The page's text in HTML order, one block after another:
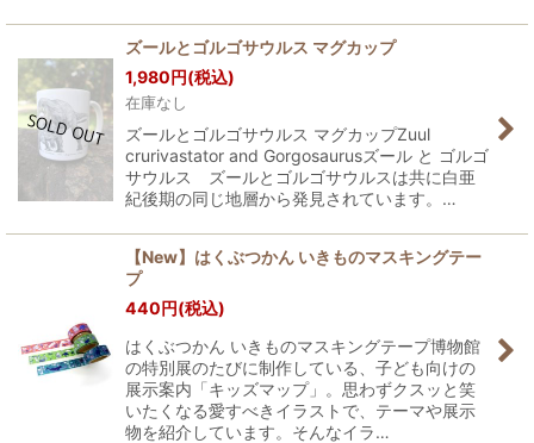
ズールとゴルゴサウルス マグカップ
1,980円(税込)
在庫なし
ズールとゴルゴサウルス マグカップZuul
crurivastator and Gorgosaurusズール と ゴルゴ
サウルス ズールとゴルゴサウルスは共に白亜
紀後期の同じ地層から発見されています。…
【New】はくぶつかん いきものマスキングテー
プ
440円(税込)
はくぶつかん いきものマスキングテープ博物館
の特別展のたびに制作している、子ども向けの
展示案内「キッズマップ」。思わずクスッと笑
いたくなる愛すべきイラストで、テーマや展示
物を紹介しています。そんなイラ…